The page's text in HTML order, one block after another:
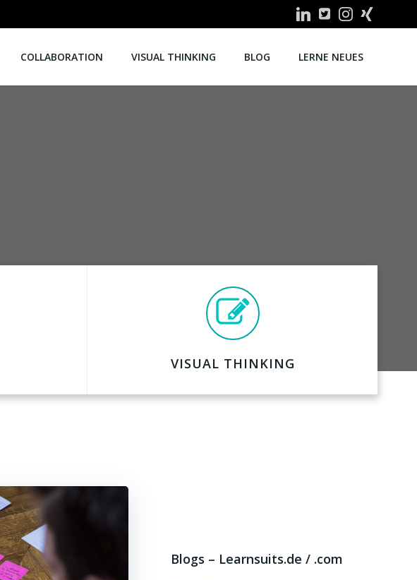
COLLABORATION VISUAL THINKING BLOG LERNE NEUES
VISUAL THINKING
Blogs – Learnsuits.de / .com